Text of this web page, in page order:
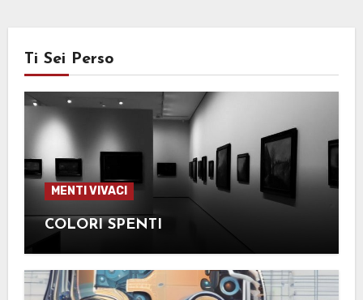
Ti Sei Perso
MENTI VIVACI
COLORI SPENTI